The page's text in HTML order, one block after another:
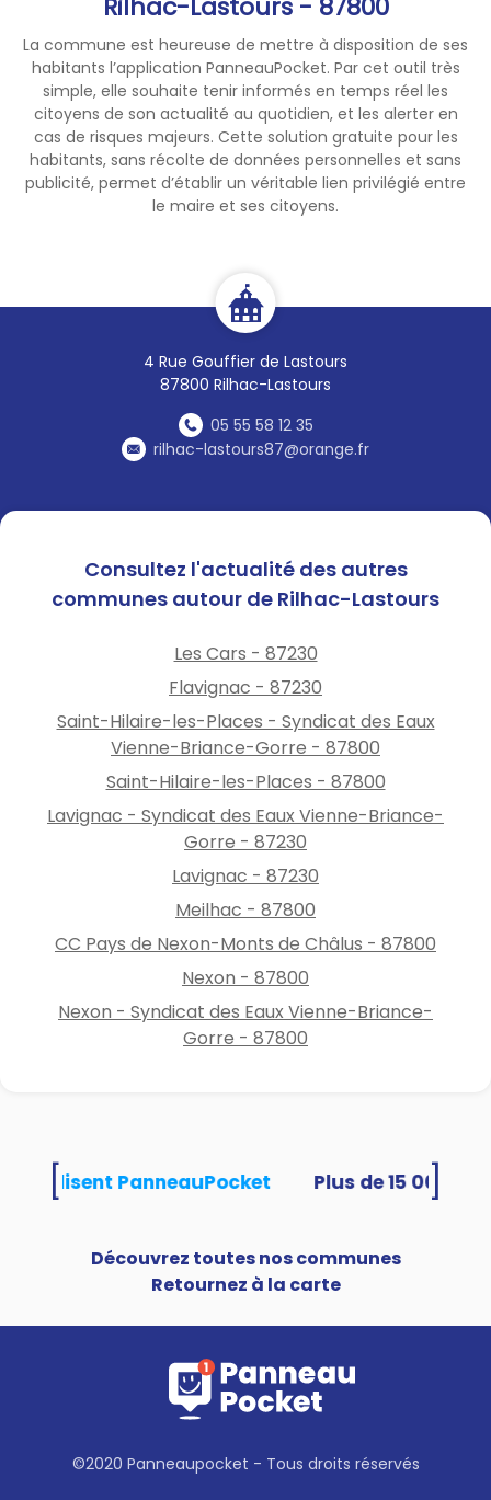
La commune est heureuse de mettre à disposition de ses
habitants l’application PanneauPocket. Par cet outil très
simple, elle souhaite tenir informés en temps réel les
citoyens de son actualité au quotidien, et les alerter en
cas de risques majeurs. Cette solution gratuite pour les
habitants, sans récolte de données personnelles et sans
publicité, permet d’établir un véritable lien privilégié entre
le maire et ses citoyens.
4 Rue Gouffier de Lastours
87800 Rilhac-Lastours
05 55 58 12 35
rilhac-lastours87@orange.fr
Consultez l'actualité des autres
communes autour de Rilhac-Lastours
Les Cars - 87230
Flavignac - 87230
Saint-Hilaire-les-Places - Syndicat des Eaux
Vienne-Briance-Gorre - 87800
Saint-Hilaire-les-Places - 87800
Lavignac - Syndicat des Eaux Vienne-Briance-
Gorre - 87230
Lavignac - 87230
Meilhac - 87800
CC Pays de Nexon-Monts de Châlus - 87800
Nexon - 87800
Nexon - Syndicat des Eaux Vienne-Briance-
Gorre - 87800
utilisent PanneauPocket
Découvrez toutes nos communes
Retournez à la carte
©2020 Panneaupocket - Tous droits réservés